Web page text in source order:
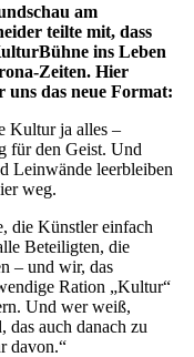
am
teilte mit, dass
ins Leben
Zeiten. Hier
das neue Format:
Kultur ja alles –
für den Geist. Und
Leinwände leerbleiben
weg.
die Künstler einfach
Beteiligten, die
– und wir, das
Ration „Kultur“
Und wer weiß,
das auch danach zu
davon.“